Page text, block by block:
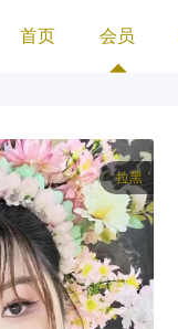
首页 会员
拉黑